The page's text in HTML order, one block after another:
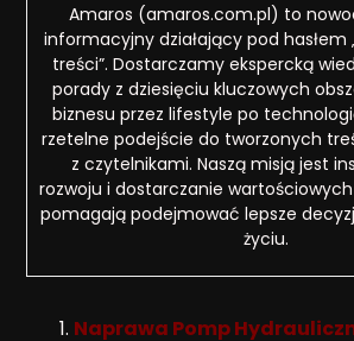
Amaros (amaros.com.pl) to
informacyjny działający pod hasłem
treści”. Dostarczamy ekspercką
porady z dziesięciu kluczowych
biznesu przez lifestyle po
rzetelne podejście do tworzonych
z czytelnikami. Naszą misją jest
rozwoju i dostarczanie
pomagają podejmować lepsze
życiu.
Naprawa Pomp